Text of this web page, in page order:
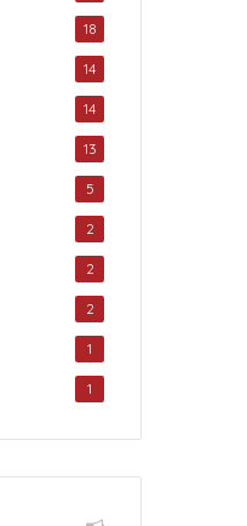
18
14
14
13
5
2
2
2
1
1